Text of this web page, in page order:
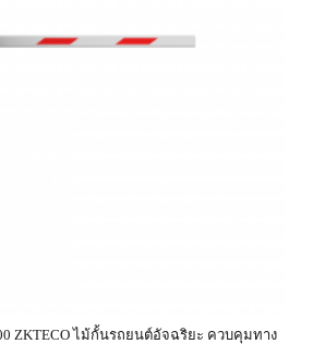
ZKTECO ไม้กั้นรถยนต์อัจฉริยะ ควบคุมทาง